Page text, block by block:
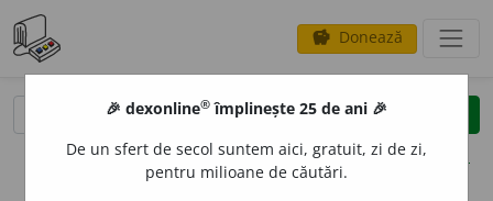
savings Donează
clear
opțiuni
🎉 dexonline® împlinește 25 de ani 🎉
De un sfert de secol suntem aici, gratuit, zi de zi,
pentru milioane de căutări.